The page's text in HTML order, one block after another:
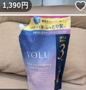
1,390円